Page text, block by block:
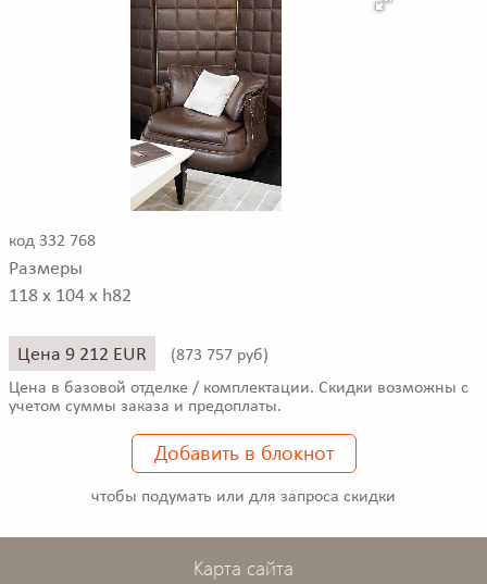
код 332 768
Размеры
118 x 104 x h82
Цена 9 212 EUR (873 757 руб)
Цена в базовой отделке / комплектации. Скидки возможны с
учетом суммы заказа и предоплаты.
Добавить в блокнот
чтобы подумать или для запроса скидки
Карта сайта